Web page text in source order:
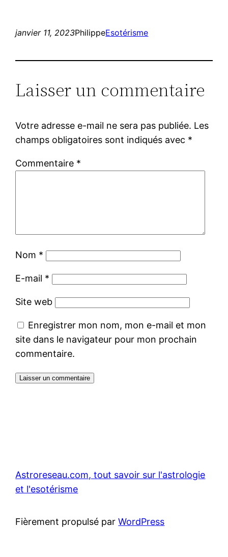
janvier 11, 2023PhilippeEsotérisme
Laisser un commentaire
Votre adresse e-mail ne sera pas publiée. Les
champs obligatoires sont indiqués avec *
Commentaire *
Nom *
E-mail *
Site web
Enregistrer mon nom, mon e-mail et mon
site dans le navigateur pour mon prochain
commentaire.
Astroreseau.com, tout savoir sur l'astrologie
et l'esotérisme
Fièrement propulsé parWordPress